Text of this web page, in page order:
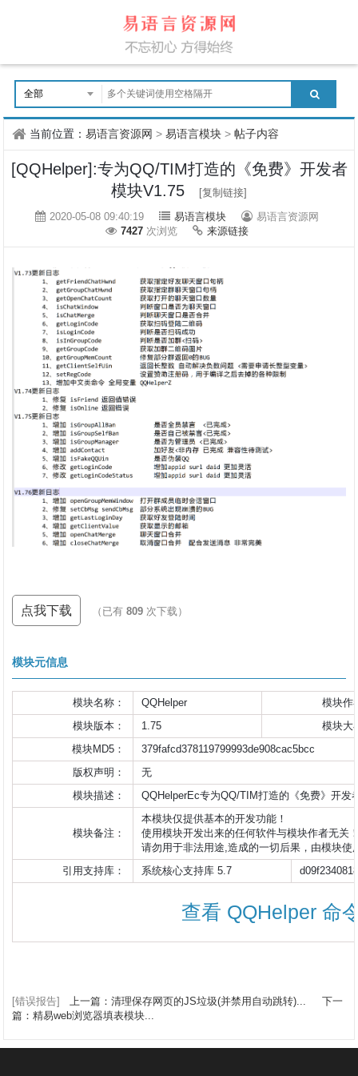
当前位置：易语言资源网 >易语言模块 >帖子内容
[QQHelper]:专为QQ/TIM打造的《免费》开发者
模块V1.75
[复制链接]
2020-05-08 09:40:19
易语言模块
易语言资源网
7427 次浏览 来源链接
点我下载 （已有809 次下载）
模块元信息
模块名称： QQHelper
模块作
模块版本：
1.75
模块大
模块MD5：
379fafcd378119799993de908cac5bcc
版权声明：
无
模块描述：
QQHelperEc专为QQ/TIM打造的《免费》开发
模块备注：
本模块仅提供基本的开发功能！
使用模块开发出来的任何软件与模块作者无关
请勿用于非法用途,造成的一切后果，
引用支持库：
系统核心支持库 5.7
查看 QQHelper 命
[错误报告] 上一篇：清理保存网页的JS垃圾(并禁用自动跳转)...
下一
篇：精易web浏览器填表模块...